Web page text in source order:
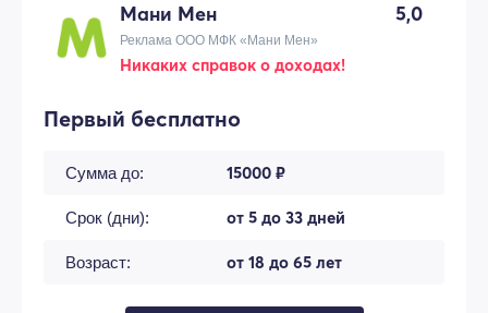
Мани Мен 5,0
Реклама ООО МФК «Мани Мен»
Никаких справок о доходах!
Первый бесплатно
Сумма до: 15000 ₽
Срок (дни): от 5 до 33 дней
Возраст: от 18 до 65 лет